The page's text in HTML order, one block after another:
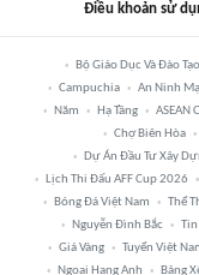
Điều khoản sử
Bộ Giáo Dục Và Đào Tạo
Campuchia
An Ninh
Năm
Hạ Tầng ASEAN
Chợ Biên Hòa
Dự Án Đầu Tư Xây
Lịch Thi Đấu AFF Cup 2026
Bóng Đá Việt Nam
Thể
Nguyễn Đình Bắc
Tin
Giá Vàng
Tuyển Việt
Ngoại Hạng Anh
Bảng